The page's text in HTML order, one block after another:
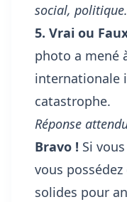
social,
5. Vrai ou
photo a mené
internationale
catastrophe.
Réponse
Bravo ! Si
vous
solides pour